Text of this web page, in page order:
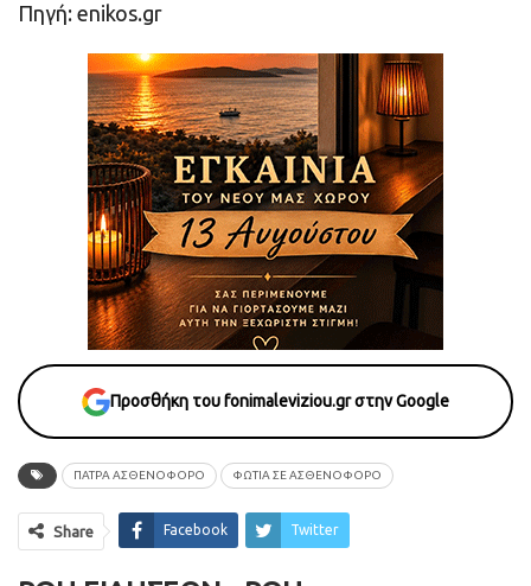
Πηγή: enikos.gr
Προσθήκη του fonimaleviziou.gr στην Google
ΠΑΤΡΑ ΑΣΘΕΝΟΦΟΡΟ ΦΩΤΙΑ ΣΕ ΑΣΘΕΝΟΦΟΡΟ
Share Facebook Twitter